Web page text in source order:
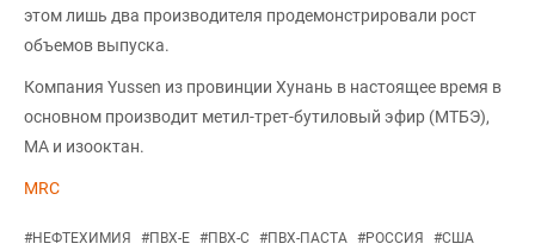
этом лишь два производителя продемонстрировали рост
объемов выпуска.
Компания Yussen из провинции Хунань в настоящее время в
основном производит метил-трет-бутиловый эфир (МТБЭ),
МА и изооктан.
MRC
#НЕФТЕХИМИЯ #ПВХ-Е #ПВХ-С #ПВХ-ПАСТА #РОССИЯ #США